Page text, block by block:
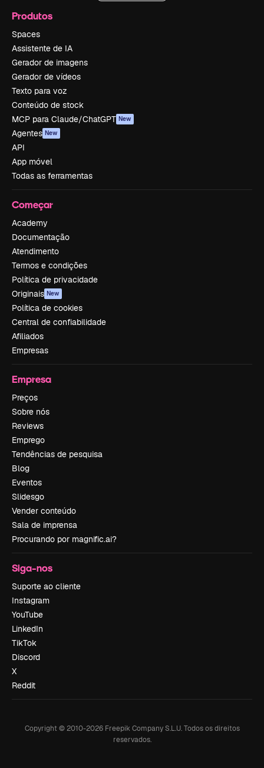
Produtos
Spaces
Assistente de IA
Gerador de imagens
Gerador de vídeos
Texto para voz
Conteúdo de stock
MCP para Claude/ChatGPT New
Agentes New
API
App móvel
Todas as ferramentas
Começar
Academy
Documentação
Atendimento
Termos e condições
Política de privacidade
Originais New
Política de cookies
Central de confiabilidade
Afiliados
Empresas
Empresa
Preços
Sobre nós
Reviews
Emprego
Tendências de pesquisa
Blog
Eventos
Slidesgo
Vender conteúdo
Sala de imprensa
Procurando por magnific.ai?
Siga-nos
Suporte ao cliente
Instagram
YouTube
LinkedIn
TikTok
Discord
X
Reddit
Copyright © 2010-2026Freepik Company S.L.U. Todos os direitos
reservados.